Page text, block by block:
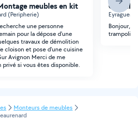
meubles en kit
(Peripherie)
une personne
pour la dépose d'une
travaux de démolition
cloison et pose d'une cuisine
Avignon Merci de me
si vous êtes disponible.
Eyragues
Bonjour,
Monteurs de meubles